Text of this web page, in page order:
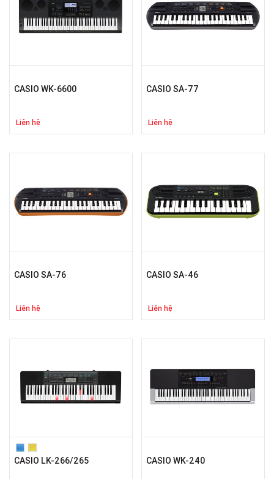
CASIO WK-6600
Liên hệ
CASIO SA-77
Liên hệ
CASIO SA-76
Liên hệ
CASIO SA-46
Liên hệ
CASIO LK-266/265 CASIO WK-240